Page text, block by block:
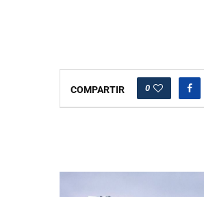
COMPARTIR 0